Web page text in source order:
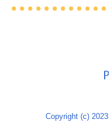
Copyright (c)